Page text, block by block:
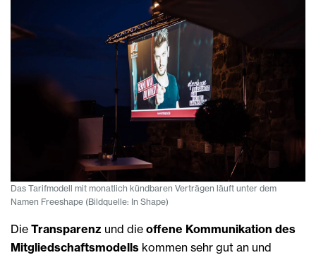
Das Tarifmodell mit monatlich kündbaren Verträgen läuft unter dem
Namen Freeshape (Bildquelle: In Shape)
Die Transparenz und die offene Kommunikation des
Mitgliedschaftsmodells kommen sehr gut an und